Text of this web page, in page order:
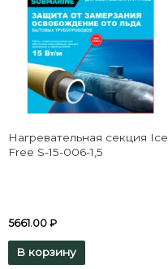
Нагревательная секция Ice
Free S-15-006-1,5
5661.00 ₽
В корзину